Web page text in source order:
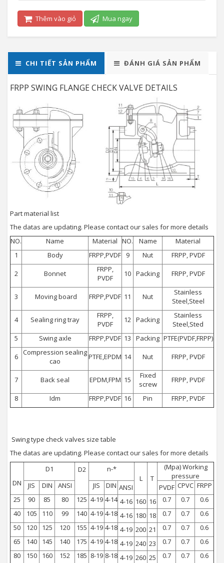
Thêm vào giỏ Mua ngay
CHI TIẾT SẢN PHẨM ĐÁNH GIÁ SẢN PHẨM
FRPP SWING FLANGE CHECK VALVE DETAILS
Part material list
The datas are updating. Please contact our sales for more details
NO.
Name Material NO. Name
Material
1
Body FRPP,PVDF 9 Nut FRPP, PVDF
2 Bonnet
FRPP,
PVDF
10 Packing FRPP, PVDF
3 Moving board FRPP,PVDF 11 Nut
Stainless
Steel,Steel
4 Sealing ring tray
FRPP,
PVDF
12 Packing
Stainless
Steel,Sted
5
Swing axle FRPP,PVDF 13 Packing PTFE(PVDF,FRPP)
6 Compression sealing
cao
PTFE,EPDM 14 Nut FRPP, PVDF
7 Back seal EPDM,FPM 15
Fixed
screw
FRPP, PVDF
8 Idm FRPP,PVDF 16 Pin FRPP, PVDF
Swing type check valves size table
The datas are updating. Please contact our sales for more details
DN
D1 D2
n-*
L
T
(Mpa) Working
pressure
JIS
DIN ANSI JIS DIN ANSI PVDF CPVC FRPP
25
90 85 80 125 4-19 4-14 4-16 160 16 0.7 0.7
0.6
40
105 110 99 140 4-19 4-18 4-16 180 18 0.7 0.7
0.6
50
120 125 120 155 4-19 4-18 4-19 200 21 0.7 0.7
0.6
65
140 145 140 175 4-19 4-18 4-19 240 23 0.7 0.7
0.6
80
150 160 152 185 8-19 8-18 4-19 260 25 0.7 0.7
0.6